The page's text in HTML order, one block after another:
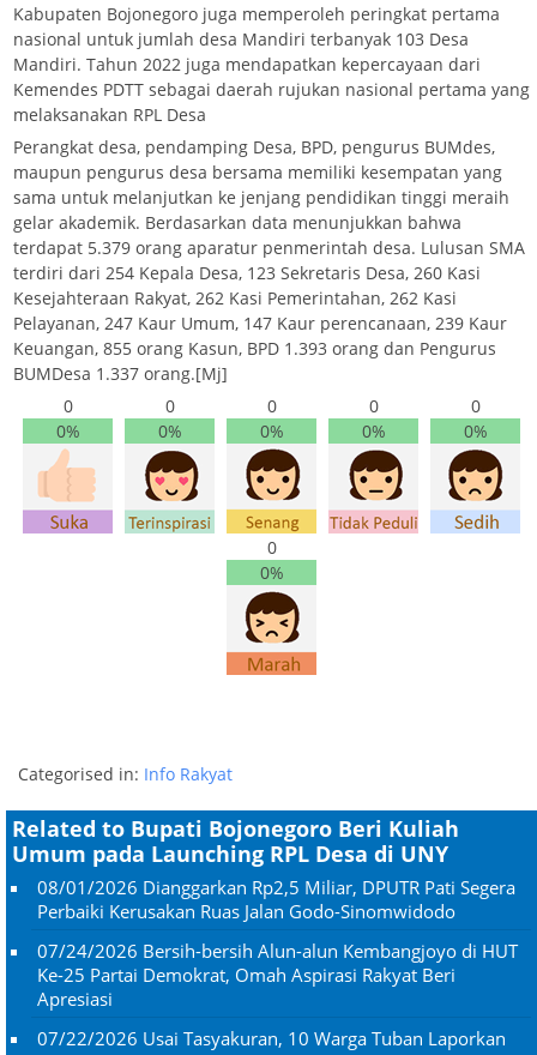
Kabupaten Bojonegoro juga memperoleh peringkat pertama
nasional untuk jumlah desa Mandiri terbanyak 103 Desa
Mandiri. Tahun 2022 juga mendapatkan kepercayaan dari
Kemendes PDTT sebagai daerah rujukan nasional pertama yang
melaksanakan RPL Desa
Perangkat desa, pendamping Desa, BPD, pengurus BUMdes,
maupun pengurus desa bersama memiliki kesempatan yang
sama untuk melanjutkan ke jenjang pendidikan tinggi meraih
gelar akademik. Berdasarkan data menunjukkan bahwa
terdapat 5.379 orang aparatur penmerintah desa. Lulusan SMA
terdiri dari 254 Kepala Desa, 123 Sekretaris Desa, 260 Kasi
Kesejahteraan Rakyat, 262 Kasi Pemerintahan, 262 Kasi
Pelayanan, 247 Kaur Umum, 147 Kaur perencanaan, 239 Kaur
Keuangan, 855 orang Kasun, BPD 1.393 orang dan Pengurus
BUMDesa 1.337 orang.[Mj]
0
0%
0
0%
0
0%
0
0%
0
0%
0
0%
Categorised in: Info Rakyat
Related to Bupati Bojonegoro Beri Kuliah
Umum pada Launching RPL Desa di UNY
08/01/2026 Dianggarkan Rp2,5 Miliar, DPUTR Pati Segera
Perbaiki Kerusakan Ruas Jalan Godo-Sinomwidodo
07/24/2026 Bersih-bersih Alun-alun Kembangjoyo di HUT
Ke-25 Partai Demokrat, Omah Aspirasi Rakyat Beri
Apresiasi
07/22/2026 Usai Tasyakuran, 10 Warga Tuban Laporkan